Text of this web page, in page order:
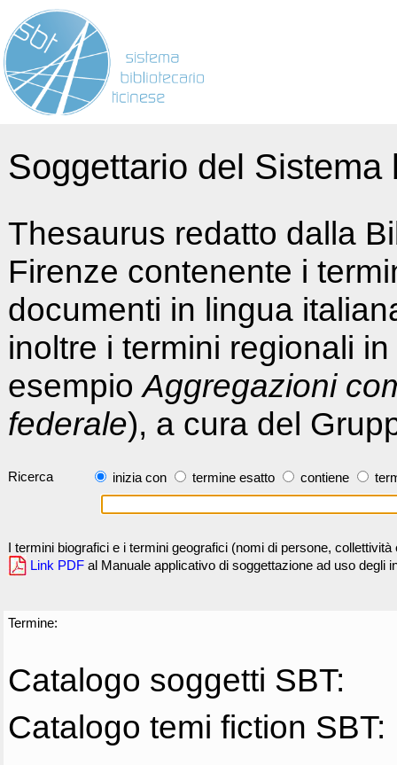
Soggettario del
Thesaurus redatto dalla
Firenze contenente i
documenti in lingua
inoltre i termini regionali
esempioAggregazioni
federale), a cura del
Ricerca inizia con termine esatto contiene
I termini biografici e i termini geografici (nomi di persone,
Link PDF al Manuale applicativo di soggettazione ad uso degli
Termine:
Catalogo soggetti SBT:
Catalogo temi fiction SBT: